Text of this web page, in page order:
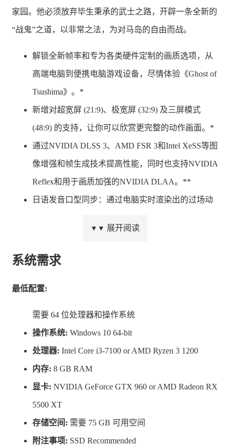
家园。他必须放弃毕生秉承的武士之路，开辟一条全新的
“战鬼”之道，以非常之法，为对马岛的自由而战。
解锁全新帧率和专为各类硬件定制的画质选项，从
高端电脑到便携电脑游戏设备，尽情体验《Ghost of
Tsushima》。*
新增对超宽屏 (21:9)、极宽屏 (32:9) 及三屏模式
(48:9) 的支持，让你可以欣赏更完整的动作画面。*
通过NVIDIA DLSS 3、AMD FSR 3和Intel XeSS等图
像增强和帧生成技术提高性能，同时也支持NVIDIA
Reflex和用于画质加强的NVIDIA DLAA。**
日语发音口型同步：通过电脑实时渲染出的过场动
体验触觉反馈及自适应扳机……***
项。
* 需要兼容的电脑和显示设备。
** 需要兼容的电脑和显卡。
*** 需要将控制器进行有线连接，方可在游戏内体验其全
部功能。
▼▼ 展开阅读
系统需求
最低配置:
需要 64 位处理器和操作系统
操作系统: Windows 10 64-bit
处理器: Intel Core i3-7100 or AMD Ryzen 3 1200
内存: 8 GB RAM
显卡: NVIDIA GeForce GTX 960 or AMD Radeon RX
5500 XT
存储空间: 需要 75 GB 可用空间
附注事项: SSD Recommended